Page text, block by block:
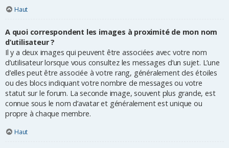
Haut
A quoi correspondent les images à proximité de mon nom
d’utilisateur ?
Il y a deux images qui peuvent être associées avec votre nom
d’utilisateur lorsque vous consultez les messages d’un sujet. L’une
d’elles peut être associée à votre rang, généralement des étoiles
ou des blocs indiquant votre nombre de messages ou votre
statut sur le forum. La seconde image, souvent plus grande, est
connue sous le nom d’avatar et généralement est unique ou
propre à chaque membre.
Haut